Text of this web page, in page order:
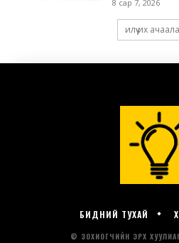
БИДНИЙ ТУХАЙ
© ЗОХИОГЧИЙН ЭРХ